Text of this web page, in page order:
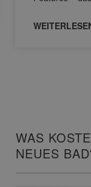
WAS
NEUES